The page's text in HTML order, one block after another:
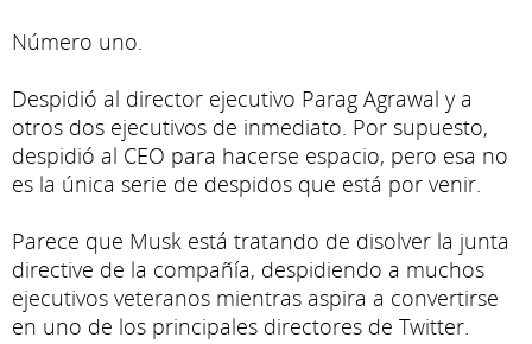
Número uno.
Despidió al director ejecutivo Parag Agrawal y a
otros dos ejecutivos de inmediato. Por supuesto,
despidió al CEO para hacerse espacio, pero esa no
es la única serie de despidos que está por venir.
Parece que Musk está tratando de disolver la junta
directive de la compañía, despidiendo a muchos
ejecutivos veteranos mientras aspira a convertirse
en uno de los principales directores de Twitter.